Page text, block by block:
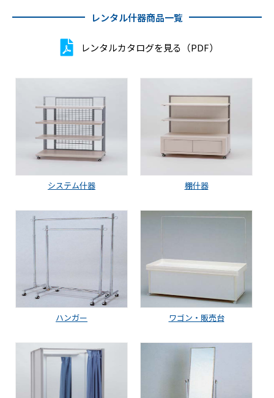
レンタル什器商品一覧
レンタルカタログを見る（PDF）
システム什器 棚什器
ハンガー ワゴン・販売台